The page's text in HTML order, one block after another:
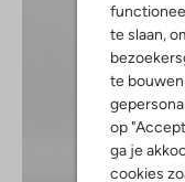
te slaan,
te
op
ga je
cookies